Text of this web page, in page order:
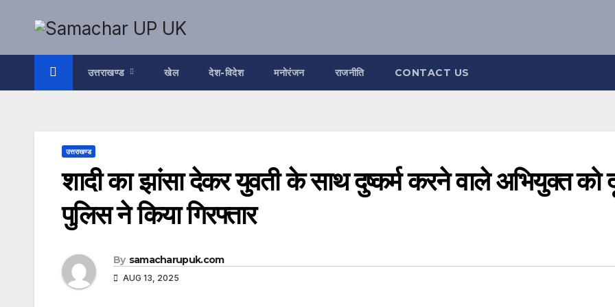
उत्तराखण्ड खेल देश-विदेश मनोरंजन राजनीति CONTACT US
उत्तराखण्ड
शादी का झांसा देकर युवती के साथ दुष्कर्म करने वाले अभियुक्त को
पुलिस ने किया गिरफ्तार
By samacharupuk.com
AUG 13, 2025